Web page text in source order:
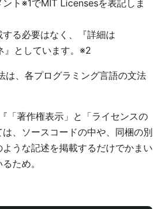
ト※1でMIT Licensesを表記しま
る必要はなく、『詳細は
』としています。※2
は、各プログラミング言語の文法
「著作権表示」と「ライセンスの
、ソースコードの中や、同梱の別
うな記述を掲載するだけでかまい
ため。